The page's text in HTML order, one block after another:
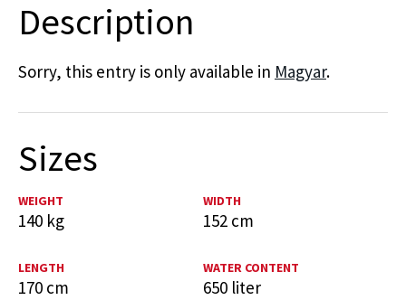
Description
Sorry, this entry is only available in Magyar.
Sizes
WEIGHT
140 kg
WIDTH
152 cm
LENGTH
170 cm
WATER CONTENT
650 liter